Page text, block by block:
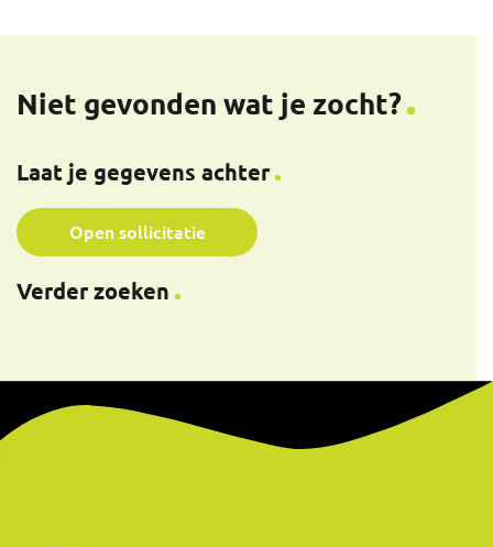
Niet gevonden wat je zocht?
Laat je gegevens achter
Open sollicitatie
Verder zoeken